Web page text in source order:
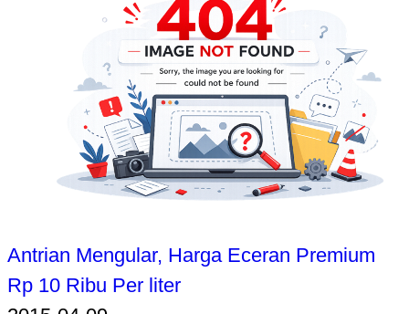
Antrian Mengular, Harga Eceran Premium
Rp 10 Ribu Per liter